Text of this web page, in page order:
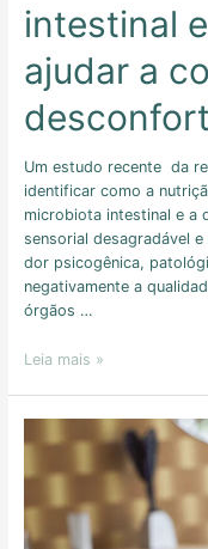
intestinal
ajudar a
Um estudo recente da
identificar como a
microbiota intestinal e a
sensorial desagradável
dor psicogênica,
negativamente a
órgãos …
Leia mais »